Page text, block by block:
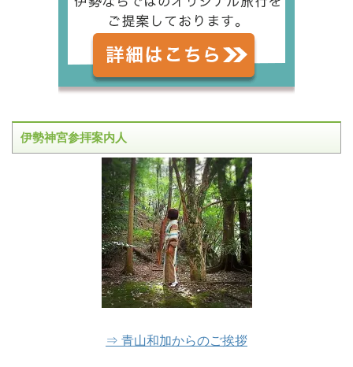
伊勢神宮参拝案内人
⇒ 青山和加からのご挨拶